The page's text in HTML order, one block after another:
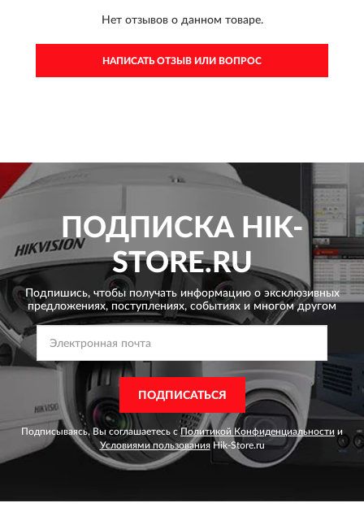
Нет отзывов о данном товаре.
НАПИСАТЬ ОТЗЫВ ИЛИ ВОПРОС
ПОДПИСКА HIK-
STORE.RU
Подпишись, чтобы получать информацию о эксклюзивных
предложениях, поступлениях, событиях и многом другом
ПОДПИСАТЬСЯ
Подписываясь, Вы соглашаетесь сПолитикой Конфиденциальности и
Условиями пользованияHik-Store.ru